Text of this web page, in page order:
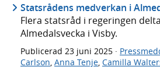
Statsrådens medverkan i
Flera statsråd i regeringen
Almedalsvecka i Visby.
Publicerad 23 juni 2025 ·
Carlson Anna Tenje Camilla